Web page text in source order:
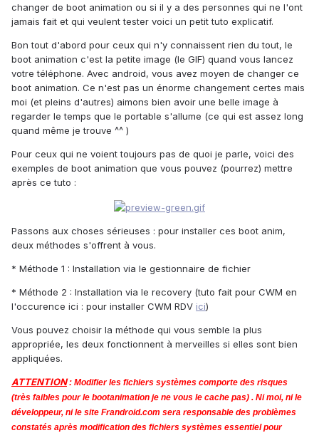
changer de boot animation ou si il y a des personnes qui ne l'ont
jamais fait et qui veulent tester voici un petit tuto explicatif.
Bon tout d'abord pour ceux qui n'y connaissent rien du tout, le
boot animation c'est la petite image (le GIF) quand vous lancez
votre téléphone. Avec android, vous avez moyen de changer ce
boot animation. Ce n'est pas un énorme changement certes mais
moi (et pleins d'autres) aimons bien avoir une belle image à
regarder le temps que le portable s'allume (ce qui est assez long
quand même je trouve ^^ )
Pour ceux qui ne voient toujours pas de quoi je parle, voici des
exemples de boot animation que vous pouvez (pourrez) mettre
après ce tuto :
Passons aux choses sérieuses : pour installer ces boot anim,
deux méthodes s'offrent à vous.
* Méthode 1 : Installation via le gestionnaire de fichier
* Méthode 2 : Installation via le recovery (tuto fait pour CWM en
l'occurence ici : pour installer CWM RDV ici)
Vous pouvez choisir la méthode qui vous semble la plus
appropriée, les deux fonctionnent à merveilles si elles sont bien
appliquées.
ATTENTION: Modifier les fichiers systèmes comporte des risques
(très faibles pour le bootanimation je ne vous le cache pas) . Ni moi, ni le
développeur, ni le site Frandroid.com sera responsable des problèmes
constatés après modification des fichiers systèmes essentiel pour